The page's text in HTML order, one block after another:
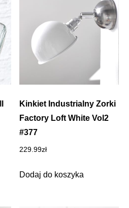
Kinkiet Industrialny Zorki
Factory Loft White Vol2
#377
229.99zł
Dodaj do koszyka